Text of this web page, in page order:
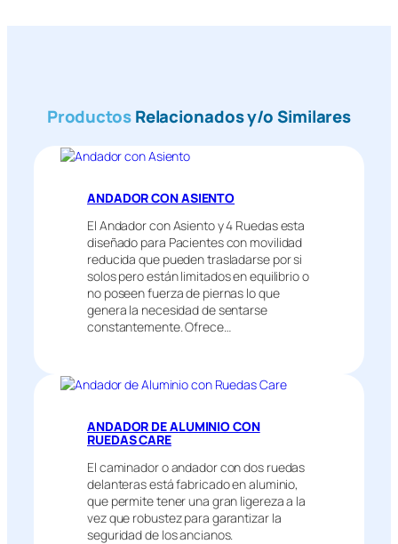
ProductosRelacionados y/o Similares
ANDADOR CON ASIENTO
El Andador con Asiento y 4 Ruedas esta
diseñado para Pacientes con movilidad
reducida que pueden trasladarse por si
solos pero están limitados en equilibrio o
no poseen fuerza de piernas lo que
genera la necesidad de sentarse
constantemente. Ofrece…
ANDADOR DE ALUMINIO CON
RUEDAS CARE
El caminador o andador con dos ruedas
delanteras está fabricado en aluminio,
que permite tener una gran ligereza a la
vez que robustez para garantizar la
seguridad de los ancianos.